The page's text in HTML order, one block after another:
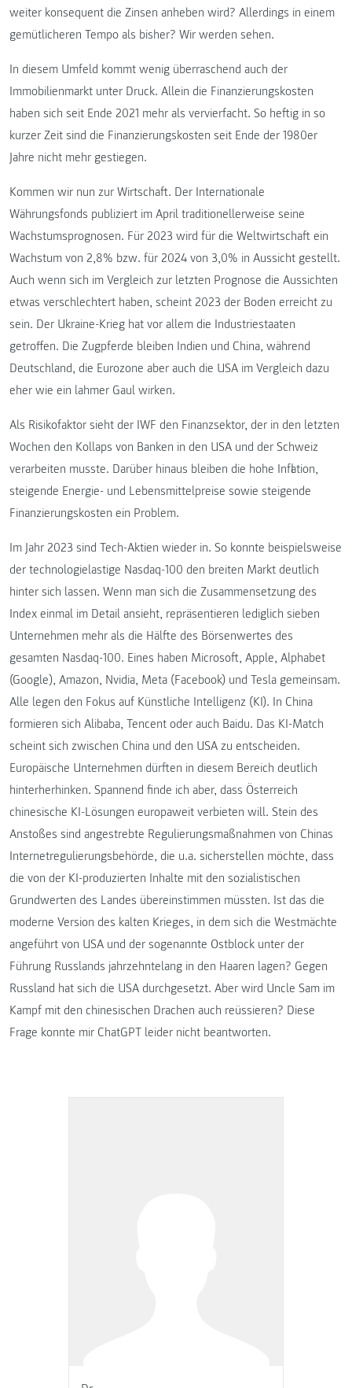
weiter konsequent die Zinsen anheben wird? Allerdings in einem
gemütlicheren Tempo als bisher? Wir werden sehen.
In diesem Umfeld kommt wenig überraschend auch der
Immobilienmarkt unter Druck. Allein die Finanzierungskosten
haben sich seit Ende 2021 mehr als vervierfacht. So heftig in so
kurzer Zeit sind die Finanzierungskosten seit Ende der 1980er
Jahre nicht mehr gestiegen.
Kommen wir nun zur Wirtschaft. Der Internationale
Währungsfonds publiziert im April traditionellerweise seine
Wachstumsprognosen. Für 2023 wird für die Weltwirtschaft ein
Wachstum von 2,8% bzw. für 2024 von 3,0% in Aussicht gestellt.
Auch wenn sich im Vergleich zur letzten Prognose die Aussichten
etwas verschlechtert haben, scheint 2023 der Boden erreicht zu
sein. Der Ukraine-Krieg hat vor allem die Industriestaaten
getroffen. Die Zugpferde bleiben Indien und China, während
Deutschland, die Eurozone aber auch die USA im Vergleich dazu
eher wie ein lahmer Gaul wirken.
Als Risikofaktor sieht der IWF den Finanzsektor, der in den letzten
Wochen den Kollaps von Banken in den USA und der Schweiz
verarbeiten musste. Darüber hinaus bleiben die hohe Inflation,
steigende Energie- und Lebensmittelpreise sowie steigende
Finanzierungskosten ein Problem.
Im Jahr 2023 sind Tech-Aktien wieder in. So konnte beispielsweise
der technologielastige Nasdaq-100 den breiten Markt deutlich
hinter sich lassen. Wenn man sich die Zusammensetzung des
Index einmal im Detail ansieht, repräsentieren lediglich sieben
Unternehmen mehr als die Hälfte des Börsenwertes des
gesamten Nasdaq-100. Eines haben Microsoft, Apple, Alphabet
(Google), Amazon, Nvidia, Meta (Facebook) und Tesla gemeinsam.
Alle legen den Fokus auf Künstliche Intelligenz (KI). In China
formieren sich Alibaba, Tencent oder auch Baidu. Das KI-Match
scheint sich zwischen China und den USA zu entscheiden.
Europäische Unternehmen dürften in diesem Bereich deutlich
hinterherhinken. Spannend finde ich aber, dass Österreich
chinesische KI-Lösungen europaweit verbieten will. Stein des
Anstoßes sind angestrebte Regulierungsmaßnahmen von Chinas
Internetregulierungsbehörde, die u.a. sicherstellen möchte, dass
die von der KI-produzierten Inhalte mit den sozialistischen
Grundwerten des Landes übereinstimmen müssten. Ist das die
moderne Version des kalten Krieges, in dem sich die Westmächte
angeführt von USA und der sogenannte Ostblock unter der
Führung Russlands jahrzehntelang in den Haaren lagen? Gegen
Russland hat sich die USA durchgesetzt. Aber wird Uncle Sam im
Kampf mit den chinesischen Drachen auch reüssieren? Diese
Frage konnte mir ChatGPT leider nicht beantworten.